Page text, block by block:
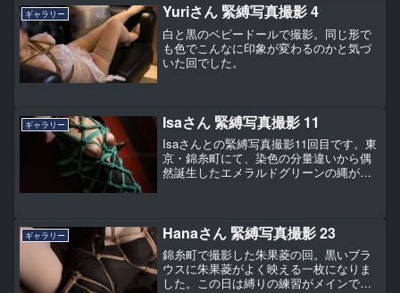
ギャラリー Yuriさん 緊縛写真撮影 4
白と黒のベビードールで撮影。同じ形で
も色でこんなに印象が変わるのかと気づ
いた回でした。
ギャラリー Isaさん 緊縛写真撮影 11
Isaさんとの緊縛写真撮影11回目です。東
京・錦糸町にて、染色の分量違いから偶
然誕生したエメラルドグリーンの縄がデ
す。
ギャラリー Hanaさん 緊縛写真撮影 23
錦糸町で撮影した朱果菱の回。黒いブラ
ウスに朱果菱がよく映える一枚になりま
した。この日は縛りの練習がメインで、